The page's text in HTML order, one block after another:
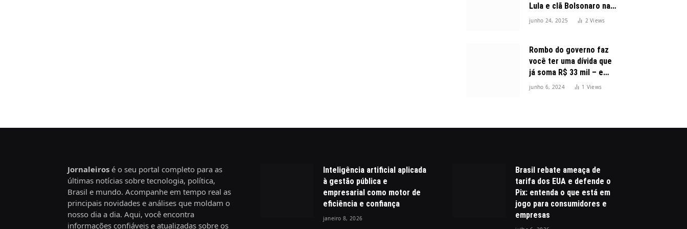
Lula e clã Bolsonaro na
disputa presidencial
junho 24, 2025 2Views
Rombo do governo faz
você ter uma dívida que
já soma R$ 33 mil – e
cresceu 300%
junho 6, 2024 1 Views
Jornaleiros é o seu portal completo para as
últimas notícias sobre tecnologia, política,
Brasil e mundo. Acompanhe em tempo real as
principais novidades e análises que moldam o
nosso dia a dia. Aqui, você encontra
informações confiáveis e atualizadas sobre os
Inteligência artificial aplicada
à gestão pública e
empresarial como motor de
eficiência e confiança
janeiro 8, 2026
Brasil rebate ameaça de
tarifa dos EUA e defende o
Pix: entenda o que está em
jogo para consumidores e
empresas